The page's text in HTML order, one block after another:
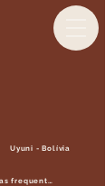
Uyuni - Bolívia
Dúvidas frequentes